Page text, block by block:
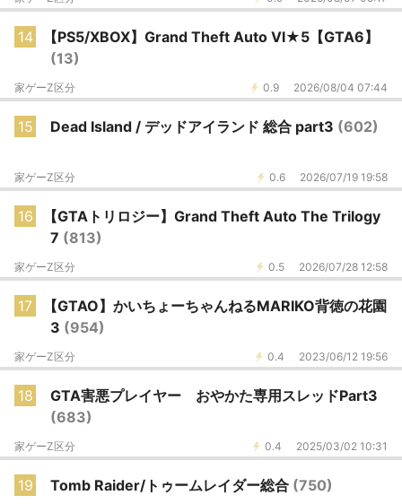
14
【PS5/XBOX】Grand Theft Auto Ⅵ★5【GTA6】
(13)
0.9 2026/08/04 07:44
家ゲーZ区分
15 Dead Island / デッドアイランド 総合 part3 (602)
0.6 2026/07/19 19:58
家ゲーZ区分
16
【GTAトリロジー】Grand Theft Auto The Trilogy
7 (813)
0.5 2026/07/28 12:58
家ゲーZ区分
17
【GTAO】かいちょーちゃんねるMARIKO背徳の花園
3 (954)
0.4 2023/06/12 19:56
家ゲーZ区分
18
GTA害悪プレイヤー おやかた専用スレッドPart3
(683)
0.4 2025/03/02 10:31
家ゲーZ区分
19 Tomb Raider/トゥームレイダー総合 (750)